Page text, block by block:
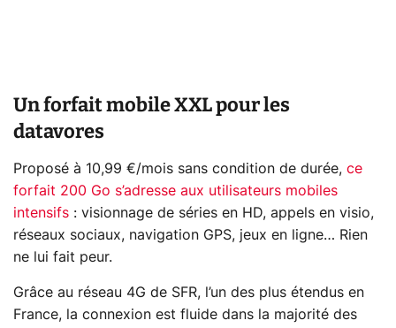
Un forfait mobile XXL pour les
datavores
Proposé à 10,99 €/mois sans condition de durée, ce
forfait 200 Go s’adresse aux utilisateurs mobiles
intensifs : visionnage de séries en HD, appels en visio,
réseaux sociaux, navigation GPS, jeux en ligne… Rien
ne lui fait peur.
Grâce au réseau 4G de SFR, l’un des plus étendus en
France, la connexion est fluide dans la majorité des